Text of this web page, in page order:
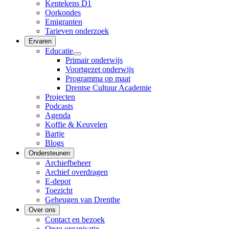
Kentekens D1
Oorkondes
Emigranten
Tarieven onderzoek
Ervaren
Educatie
Primair onderwijs
Voortgezet onderwijs
Programma op maat
Drentse Cultuur Academie
Projecten
Podcasts
Agenda
Koffie & Keuvelen
Bartje
Blogs
Ondersteunen
Archiefbeheer
Archief overdragen
E-depot
Toezicht
Geheugen van Drenthe
Over ons
Contact en bezoek